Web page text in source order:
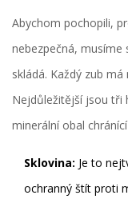
Abychom pochopili,
nebezpečná, musíme
skládá. Každý zub
Nejdůležitější jsou tři
minerální obal
Sklovina: Je to
ochranný štít proti